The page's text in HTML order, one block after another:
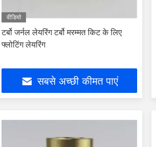
वीडियो
टर्बो जर्नल लेयरिंग टर्बो मरम्मत किट के लिए
फ्लोटिंग लेयरिंग
सबसे अच्छी कीमत पाएं